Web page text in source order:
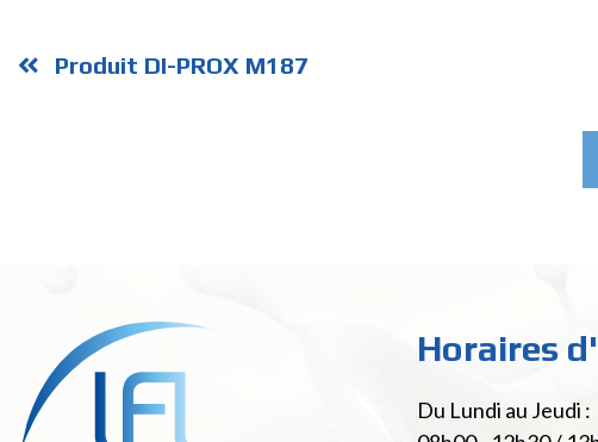
Produit DI-PROX M187
Horaires
Du Lundi au Jeudi :